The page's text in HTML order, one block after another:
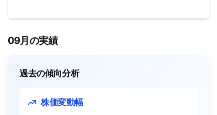
09月の実績
過去の傾向分析
株価変動幅